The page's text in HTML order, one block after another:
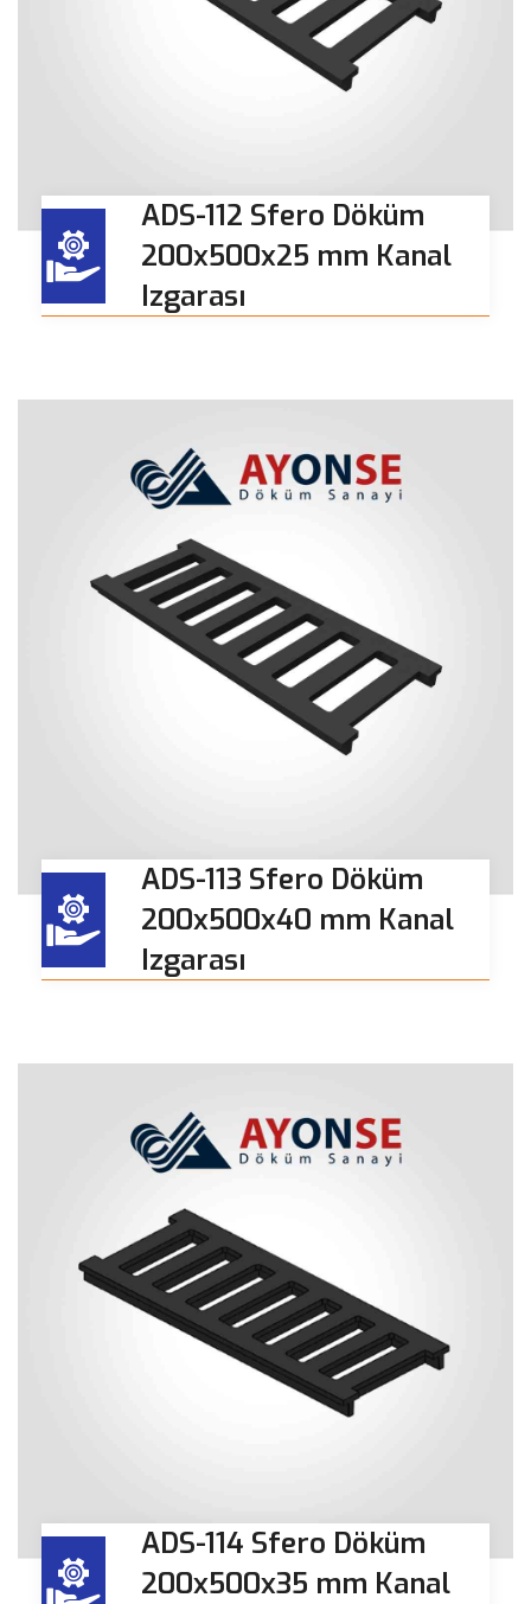
ADS-112 Sfero Döküm
200x500x25 mm Kanal
Izgarası
ADS-113 Sfero Döküm
200x500x40 mm Kanal
Izgarası
ADS-114 Sfero Döküm
200x500x35 mm Kanal